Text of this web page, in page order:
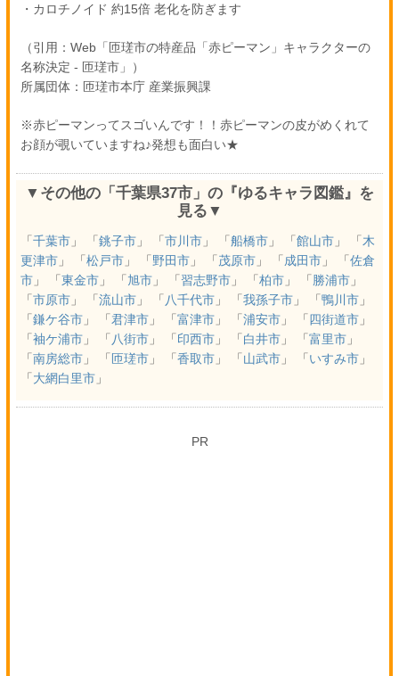
・カロチノイド 約15倍 老化を防ぎます
（引用：Web「匝瑳市の特産品「赤ピーマン」キャラクターの
名称決定 - 匝瑳市」）
所属団体：匝瑳市本庁 産業振興課
※赤ピーマンってスゴいんです！！赤ピーマンの皮がめくれて
お顔が覗いていますね♪発想も面白い★
▼その他の「千葉県37市」の『ゆるキャラ図鑑』を
見る▼
「 千葉市」 「 銚子市」 「 市川市」 「 船橋市」 「 館山市」 「 木
更津市」 「 松戸市」 「 野田市」 「 茂原市」 「 成田市」 「 佐倉
市」 「 東金市」 「 旭市」 「 習志野市」 「 柏市」 「 勝浦市」
「 市原市」 「 流山市」 「 八千代市」 「 我孫子市」 「 鴨川市」
「 鎌ケ谷市」 「 君津市」 「 富津市」 「 浦安市」 「 四街道市」
「 袖ケ浦市」 「 八街市」 「 印西市」 「 白井市」 「 富里市」
「 南房総市」 「 匝瑳市」 「 香取市」 「 山武市」 「 いすみ市」
「 大網白里市」
PR